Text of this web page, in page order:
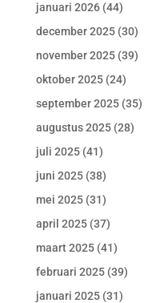
januari 2026(44)
december 2025(30)
november 2025(39)
oktober 2025(24)
september 2025(35)
augustus 2025(28)
juli 2025(41)
juni 2025(38)
mei 2025(31)
april 2025(37)
maart 2025(41)
februari 2025(39)
januari 2025(31)